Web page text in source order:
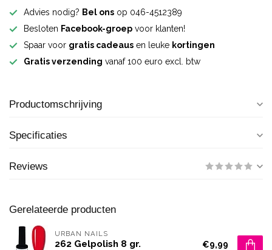
Advies nodig? Bel ons op 046-4512389
Besloten Facebook-groep voor klanten!
Spaar voor gratis cadeaus en leuke kortingen
Gratis verzending vanaf 100 euro excl. btw
Productomschrijving
Specificaties
Reviews
Gerelateerde producten
URBAN NAILS
262 Gelpolish 8 gr. €9,99